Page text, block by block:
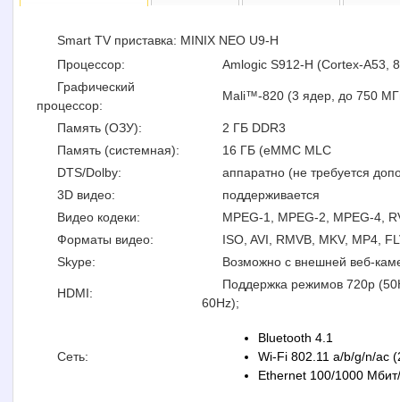
Smart TV приставка: MINIX NEO U9-H
Процессор:
Amlogic S912-H (Cortex-A53,
Графический
процессор:
Mali™-820 (3 ядер, до 750
Память (ОЗУ):
2 ГБ DDR3
Память (системная):
16 ГБ (eMMC MLC
DTS/Dolby:
аппаратно (не требуется
3D видео:
поддерживается
Видео кодеки:
MPEG-1, MPEG-2, MPEG-4,
Форматы видео:
ISO, AVI, RMVB, MKV, MP4,
Skype:
Возможно с внешней веб-
HDMI:
Поддержка режимов 720p
60Hz);
Сеть:
Bluetooth 4.1
Wi-Fi 802.11 a/b/g/n/ac
Ethernet 100/1000